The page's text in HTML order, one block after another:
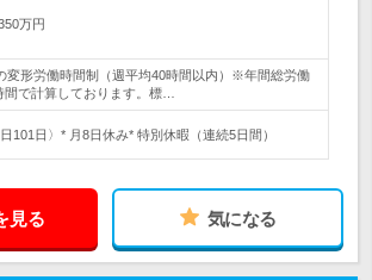
万円
変形労働時間制（週平均40時間以内）※年間総労働
間で計算しております。標…
101日〉* 月8日休み* 特別休暇（連続5日間）
見る 気になる